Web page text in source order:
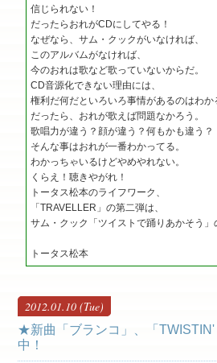
信じられない！
だったらおれがCDにしてやる！
なぜなら、サム・クックがいなければ、
このアルバムがなければ、
今のおれは歌など歌っていないからだ。
CD音源化できない理由には、
権利だ何だといろいろ事情があるのはわか
だったら、おれが歌えば問題なかろう。
歌唱力が違う？顔が違う？何もかも違う？
そんな事はおれが一番わかってる。
わかっちゃいるけどやめやれない。
くらえ！聴きやがれ！
トータス松本のライフワーク、
「TRAVELLER」の第二弾は、
サム・クック「ツイストで踊りあかそう」
トータス松本
2012.01.10 (Tue)
★新曲「ブランコ」、「
中！